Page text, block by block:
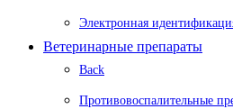
Электронная
Ветеринарные препараты
Back
Противовоспалительные